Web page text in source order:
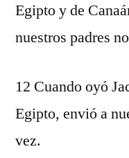
Egipto y de
nuestros padres
12 Cuando oyó
Egipto, envió a
vez.